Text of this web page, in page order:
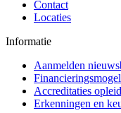
Contact
Locaties
Informatie
Aanmelden
Accreditaties
Erkenningen en